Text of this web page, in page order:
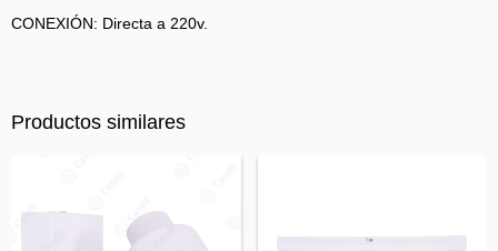
CONEXIÓN: Directa a 220v.
Productos similares